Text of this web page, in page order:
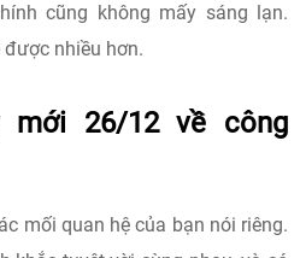
cũng không mấy sáng lạn.
nhiều hơn.
mới 26/12 về công
mối quan hệ của bạn nói riêng.